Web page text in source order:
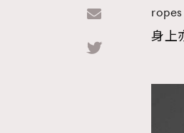
身上